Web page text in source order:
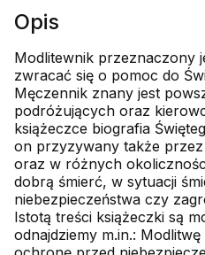
Opis
Modlitewnik przeznaczony
zwracać się o pomoc do
Męczennik znany jest
podróżujących oraz
książeczce biografia
on przyzywany także
oraz w różnych
dobrą śmierć, w sytuacji
niebezpieczeństwa czy
Istotą treści książeczki są
odnajdziemy m.in.: